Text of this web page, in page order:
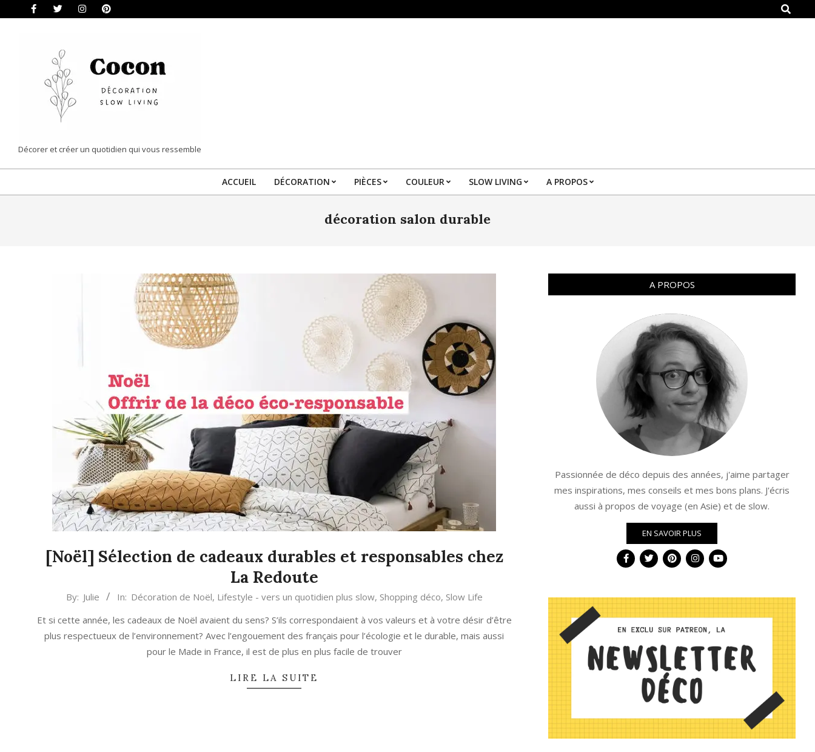
Search
COCON
|
DÉCORATION
Décorer et créer un quotidien qui vous ressemble
Primary
Menu
ACCUEIL DÉCORATION PIÈCES COULEUR SLOW LIVING A PROPOS
décoration salon durable
[Noël] Sélection de cadeaux durables et responsables chez
La Redoute
18
By: Julie In: Décoration de Noël, Lifestyle - vers un quotidien plus slow, Shopping déco, Slow Life
Et si cette année, les cadeaux de Noël avaient du sens? S’ils correspondaient à vos valeurs et à votre désir d’être
plus respectueux de l’environnement? Avec l’engouement des français pour l’écologie et le durable, mais aussi
pour le Made in France, il est de plus en plus facile de trouver
LIRE LA SUITE
A PROPOS
Passionnée de déco depuis des années, j'aime partager
mes inspirations, mes conseils et mes bons plans. J'écris
aussi à propos de voyage (en Asie) et de slow.
EN SAVOIR PLUS